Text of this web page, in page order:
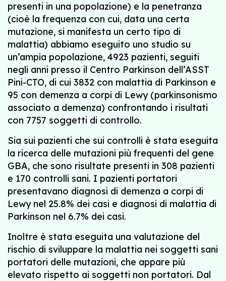
presenti in una popolazione) e la penetranza
(cioè la frequenza con cui, data una certa
mutazione, si manifesta un certo tipo di
malattia) abbiamo eseguito uno studio su
un’ampia popolazione, 4923 pazienti, seguiti
negli anni presso il Centro Parkinson dell’ASST
Pini-CTO, di cui 3832 con malattia di Parkinson e
95 con demenza a corpi di Lewy (parkinsonismo
associato a demenza) confrontando i risultati
con 7757 soggetti di controllo.
Sia sui pazienti che sui controlli è stata eseguita
la ricerca delle mutazioni più frequenti del gene
GBA, che sono risultate presenti in 308 pazienti
e 170 controlli sani. I pazienti portatori
presentavano diagnosi di demenza a corpi di
Lewy nel 25.8% dei casi e diagnosi di malattia di
Parkinson nel 6.7% dei casi.
Inoltre è stata eseguita una valutazione del
rischio di sviluppare la malattia nei soggetti sani
portatori delle mutazioni, che appare più
elevato rispetto ai soggetti non portatori. Dal